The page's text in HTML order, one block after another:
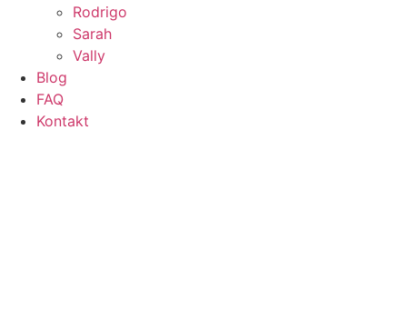
Rodrigo
Sarah
Vally
Blog
FAQ
Kontakt